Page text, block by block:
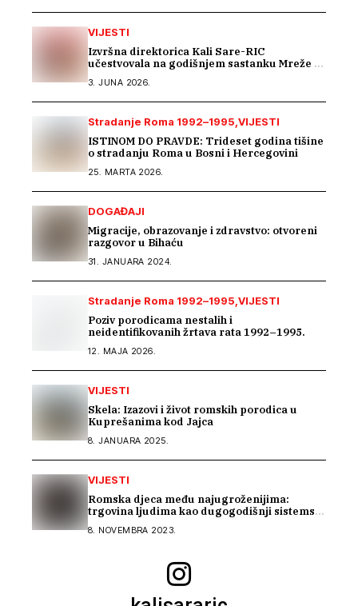
VIJESTI
Izvršna direktorica Kali Sare-RIC
učestvovala na godišnjem sastanku Mreže za
3. JUNA 2026.
Stradanje Roma 1992–1995 VIJESTI
ISTINOM DO PRAVDE: Trideset godina tišine
o stradanju Roma u Bosni i Hercegovini
25. MARTA 2026.
DOGAĐAJI
Migracije, obrazovanje i zdravstvo: otvoreni
razgovor u Bihaću
31. JANUARA 2024.
Stradanje Roma 1992–1995 VIJESTI
Poziv porodicama nestalih i
neidentifikovanih žrtava rata 1992–1995.
12. MAJA 2026.
VIJESTI
Skela: Izazovi i život romskih porodica u
Kuprešanima kod Jajca
8. JANUARA 2025.
VIJESTI
Romska djeca među najugroženijima:
trgovina ljudima kao dugogodišnji sistemski
8. NOVEMBRA 2023.